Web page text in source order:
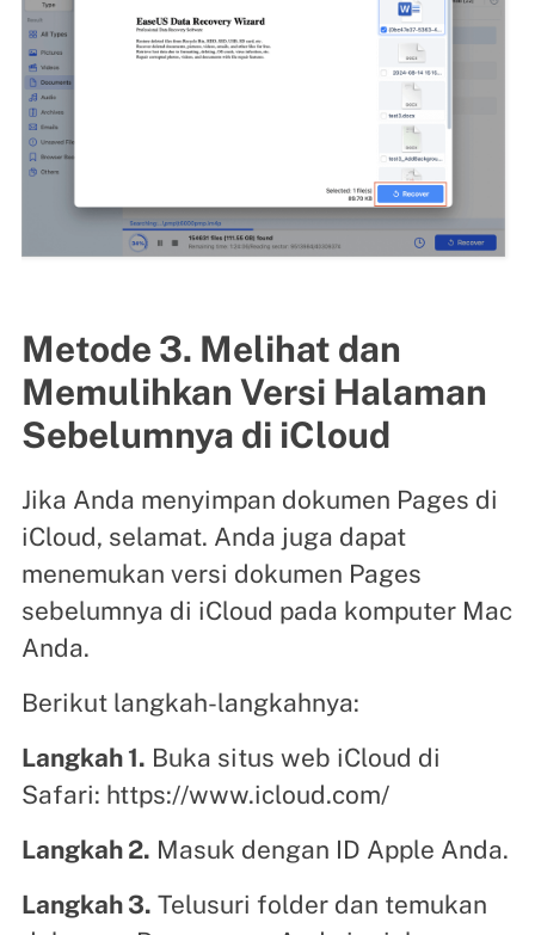
Metode 3. Melihat dan
Memulihkan Versi Halaman
Sebelumnya di iCloud
Jika Anda menyimpan dokumen Pages di
iCloud, selamat. Anda juga dapat
menemukan versi dokumen Pages
sebelumnya di iCloud pada komputer Mac
Anda.
Berikut langkah-langkahnya:
Langkah 1. Buka situs web iCloud di
Safari: https://www.icloud.com/
Langkah 2. Masuk dengan ID Apple Anda.
Langkah 3. Telusuri folder dan temukan